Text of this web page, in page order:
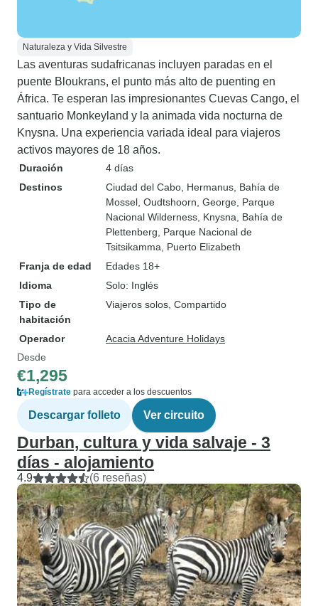
Naturaleza y Vida Silvestre
Las aventuras sudafricanas incluyen paradas en el
puente Bloukrans, el punto más alto de puenting en
África. Te esperan las impresionantes Cuevas Cango, el
santuario Monkeyland y la animada vida nocturna de
Knysna. Una experiencia variada ideal para viajeros
activos mayores de 18 años.
Duración
4 días
Destinos
Ciudad del Cabo , Hermanus , Bahía de
Mossel , Oudtshoorn , George , Parque
Nacional Wilderness , Knysna , Bahía de
Plettenberg , Parque Nacional de
Tsitsikamma , Puerto Elizabeth
Franja de edad
Edades 18+
Idioma
Solo: Inglés
Tipo de
habitación
Viajeros solos, Compartido
Operador
Acacia Adventure Holidays
Desde
€1,295
Regístrate para acceder a los descuentos
Descargar folleto Ver circuito
Durban, cultura y vida salvaje - 3
días - alojamiento
4.9 (6 reseñas)